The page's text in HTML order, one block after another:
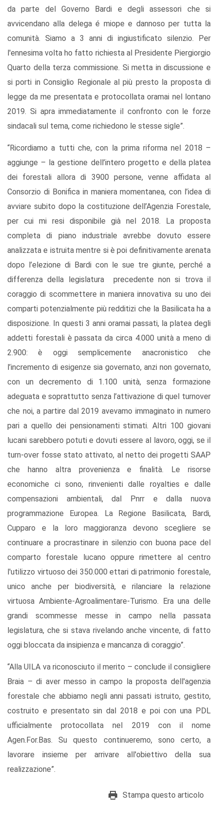
da parte del Governo Bardi e degli assessori che si
avvicendano alla delega é miope e dannoso per tutta la
comunità. Siamo a 3 anni di ingiustificato silenzio. Per
l'ennesima volta ho fatto richiesta al Presidente Piergiorgio
Quarto della terza commissione. Si metta in discussione e
si porti in Consiglio Regionale al più presto la proposta di
legge da me presentata e protocollata oramai nel lontano
2019. Si apra immediatamente il confronto con le forze
sindacali sul tema, come richiedono le stesse sigle”.
“Ricordiamo a tutti che, con la prima riforma nel 2018 –
aggiunge – la gestione dell’intero progetto e della platea
dei forestali allora di 3900 persone, venne affidata al
Consorzio di Bonifica in maniera momentanea, con l’idea di
avviare subito dopo la costituzione dell’Agenzia Forestale,
per cui mi resi disponibile già nel 2018. La proposta
completa di piano industriale avrebbe dovuto essere
analizzata e istruita mentre si è poi definitivamente arenata
dopo l’elezione di Bardi con le sue tre giunte, perché a
differenza della legislatura precedente non si trova il
coraggio di scommettere in maniera innovativa su uno dei
comparti potenzialmente più redditizi che la Basilicata ha a
disposizione. In questi 3 anni oramai passati, la platea degli
addetti forestali è passata da circa 4.000 unità a meno di
2.900: è oggi semplicemente anacronistico che
l’incremento di esigenze sia governato, anzi non governato,
con un decremento di 1.100 unità, senza formazione
adeguata e soprattutto senza l’attivazione di quel turnover
che noi, a partire dal 2019 avevamo immaginato in numero
pari a quello dei pensionamenti stimati. Altri 100 giovani
lucani sarebbero potuti e dovuti essere al lavoro, oggi, se il
turn-over fosse stato attivato, al netto dei progetti SAAP
che hanno altra provenienza e finalità. Le risorse
economiche ci sono, rinvenienti dalle royalties e dalle
compensazioni ambientali, dal Pnrr e dalla nuova
programmazione Europea. La Regione Basilicata, Bardi,
Cupparo e la loro maggioranza devono scegliere se
continuare a procrastinare in silenzio con buona pace del
comparto forestale lucano oppure rimettere al centro
l'utilizzo virtuoso dei 350.000 ettari di patrimonio forestale,
unico anche per biodiversità, e rilanciare la relazione
virtuosa Ambiente-Agroalimentare-Turismo. Era una delle
grandi scommesse messe in campo nella passata
legislatura, che si stava rivelando anche vincente, di fatto
oggi bloccata da insipienza e mancanza di coraggio”.
“Alla UILA va riconosciuto il merito – conclude il consigliere
Braia – di aver messo in campo la proposta dell'agenzia
forestale che abbiamo negli anni passati istruito, gestito,
costruito e presentato sin dal 2018 e poi con una PDL
ufficialmente protocollata nel 2019 con il nome
Agen.For.Bas. Su questo continueremo, sono certo, a
lavorare insieme per arrivare all'obiettivo della sua
realizzazione”.
Stampa questo articolo